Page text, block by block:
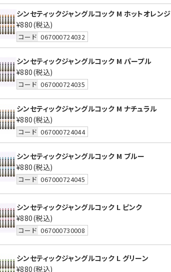
シンセティックジャングルコック M ホットオレンジ
¥880(税込)
コード 067000724032
シンセティックジャングルコック M パープル
¥880(税込)
コード 067000724035
シンセティックジャングルコック M ナチュラル
¥880(税込)
コード 067000724044
シンセティックジャングルコック M ブルー
¥880(税込)
コード 067000724045
シンセティックジャングルコック L ピンク
¥880(税込)
コード 067000730008
シンセティックジャングルコック L グリーン
¥880(税込)